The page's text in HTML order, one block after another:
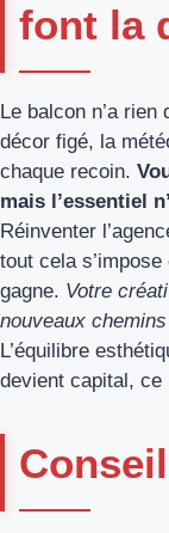
font la
Le balcon n’a rien
décor figé, la
chaque recoin.
mais l’essentiel
Réinventer
tout cela
gagne. Votre
nouveaux
L’équilibre
devient capital, ce